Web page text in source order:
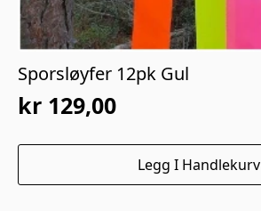
Sporsløyfer 12pk Gul
kr 129,00
Legg I Handlekurv